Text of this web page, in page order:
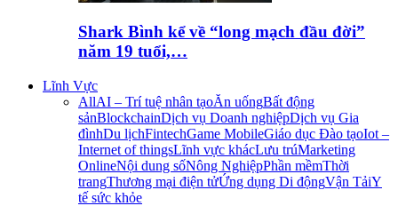
Shark Bình kể về “long mạch đầu đời”
năm 19 tuổi,…
Lĩnh Vực
AllAI – Trí tuệ nhân tạoĂn uốngBất động
sảnBlockchainDịch vụ Doanh nghiệpDịch vụ Gia
đìnhDu lịchFintechGame MobileGiáo dục Đào tạoIot –
Internet of thingsLĩnh vực khácLưu trúMarketing
OnlineNội dung sốNông NghiệpPhần mềmThời
trangThương mại điện tửỨng dụng Di độngVận TảiY
tế sức khỏe